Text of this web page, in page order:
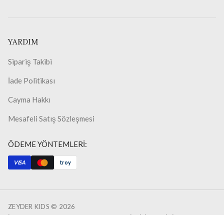
YARDIM
Sipariş Takibi
İade Politikası
Cayma Hakkı
Mesafeli Satış Sözleşmesi
ÖDEME YÖNTEMLERİ:
VISA troy
ZEYDER KIDS © 2026